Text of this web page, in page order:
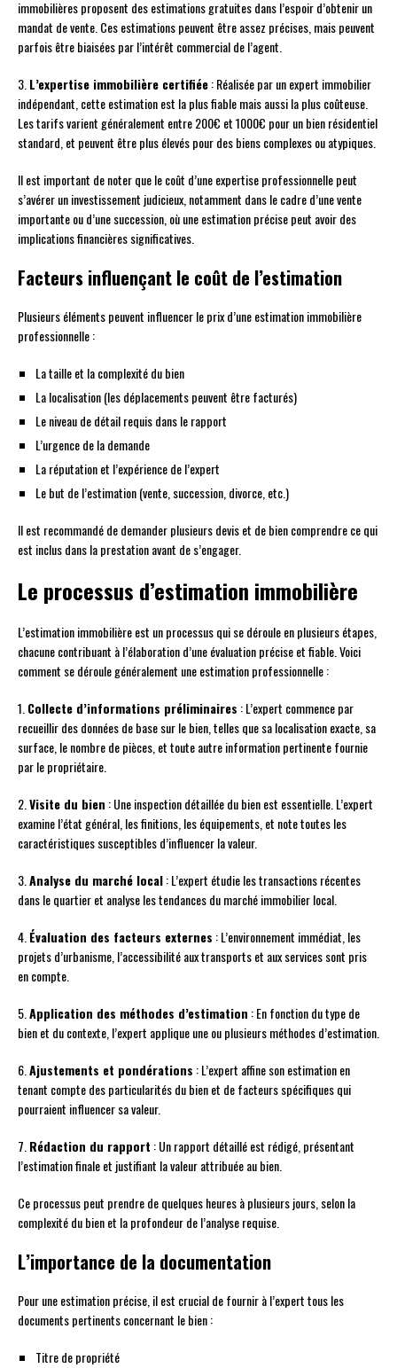
immobilières proposent des estimations gratuites dans l’espoir d’obtenir un
mandat de vente. Ces estimations peuvent être assez précises, mais peuvent
parfois être biaisées par l’intérêt commercial de l’agent.
3.L’expertise immobilière certifiée: Réalisée par un expert immobilier
indépendant, cette estimation est la plus fiable mais aussi la plus coûteuse.
Les tarifs varient généralement entre 200€ et 1000€ pour un bien résidentiel
standard, et peuvent être plus élevés pour des biens complexes ou atypiques.
Il est important de noter que le coût d’une expertise professionnelle peut
s’avérer un investissement judicieux, notamment dans le cadre d’une vente
importante ou d’une succession, où une estimation précise peut avoir des
implications financières significatives.
Facteurs influençant le coût de l’estimation
Plusieurs éléments peuvent influencer le prix d’une estimation immobilière
professionnelle :
La taille et la complexité du bien
La localisation (les déplacements peuvent être facturés)
Le niveau de détail requis dans le rapport
L’urgence de la demande
La réputation et l’expérience de l’expert
Le but de l’estimation (vente, succession, divorce, etc.)
Il est recommandé de demander plusieurs devis et de bien comprendre ce qui
est inclus dans la prestation avant de s’engager.
Le processus d’estimation immobilière
L’estimation immobilière est un processus qui se déroule en plusieurs étapes,
chacune contribuant à l’élaboration d’une évaluation précise et fiable. Voici
comment se déroule généralement une estimation professionnelle :
1.Collecte d’informations préliminaires : L’expert commence par
recueillir des données de base sur le bien, telles que sa localisation exacte, sa
surface, le nombre de pièces, et toute autre information pertinente fournie
par le propriétaire.
2.Visite du bien : Une inspection détaillée du bien est essentielle. L’expert
examine l’état général, les finitions, les équipements, et note toutes les
caractéristiques susceptibles d’influencer la valeur.
3.Analyse du marché local: L’expert étudie les transactions récentes
dans le quartier et analyse les tendances du marché immobilier local.
4.Évaluation des facteurs externes : L’environnement immédiat, les
projets d’urbanisme, l’accessibilité aux transports et aux services sont pris
en compte.
5.Application des méthodes d’estimation : En fonction du type de
bien et du contexte, l’expert applique une ou plusieurs méthodes d’estimation.
6.Ajustements et pondérations : L’expert affine son estimation en
tenant compte des particularités du bien et de facteurs spécifiques qui
pourraient influencer sa valeur.
7.Rédaction du rapport : Un rapport détaillé est rédigé, présentant
l’estimation finale et justifiant la valeur attribuée au bien.
Ce processus peut prendre de quelques heures à plusieurs jours, selon la
complexité du bien et la profondeur de l’analyse requise.
L’importance de la documentation
Pour une estimation précise, il est crucial de fournir à l’expert tous les
documents pertinents concernant le bien :
Titre de propriété